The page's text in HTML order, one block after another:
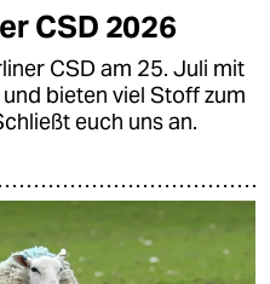
CSD 2026
CSD am 25. Juli mit
bieten viel Stoff zum
euch uns an.